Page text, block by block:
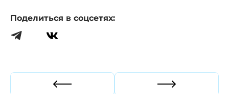
Поделиться в соцсетях:
Следующая